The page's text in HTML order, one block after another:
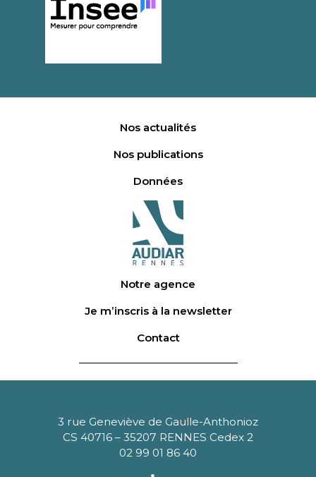
Nos actualités
Nos publications
Données
Notre agence
Je m’inscris à la newsletter
Contact
3 rue Geneviève de Gaulle-Anthonioz
CS 40716 – 35207 RENNES Cedex 2
02 99 01 86 40